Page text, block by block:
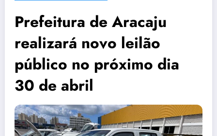
Prefeitura de Aracaju
realizará novo leilão
público no próximo dia
30 de abril